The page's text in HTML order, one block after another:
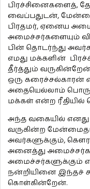
பிரச்சினைகளைத்,
வைப்பதுடன்,
பிரதமர், ஏனைய
அமைச்சர்களையும்
பின் தொடர்ந்து
எமது மக்களின்
தீர்த்தும்
ஒரு கரைச்சல்காரன்
அதையெல்லாம்
மக்கள் என்ற ரீதியில்
அந்த வகையில் எனது
வருகின்ற
அவர்களுக்கும்,
அனைத்து
அமைச்சர்களுக்கும்
நன்றியினை இந்தச்
கொள்கின்றேன்.